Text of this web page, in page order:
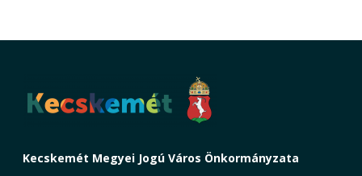
Kecskemét Megyei Jogú Város Önkormányzata